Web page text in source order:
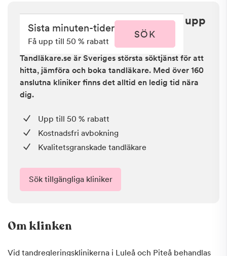
Sista minuten i Oskarshamn - få upp
till 50 % rabatt
Tandläkare.se är Sveriges största söktjänst för att
hitta, jämföra och boka tandläkare. Med över 160
anslutna kliniker finns det alltid en ledig tid nära
dig.
Upp till 50 % rabatt
Kostnadsfri avbokning
Kvalitetsgranskade tandläkare
Sök tillgängliga kliniker
Sista minuten-tider
Få upp till 50 % rabatt
SÖK
Om klinken
Vid tandregleringsklinikerna i Luleå och Piteå behandlas